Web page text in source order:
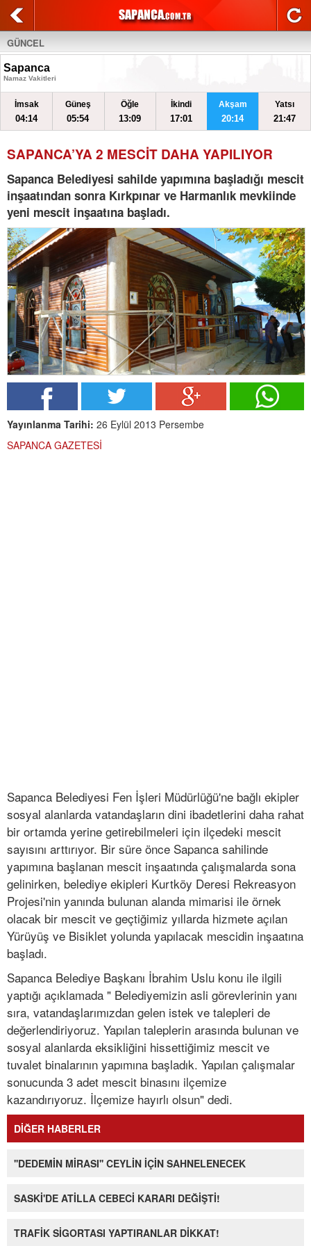
GÜNCEL
Sapanca
Namaz Vakitleri
İmsak
04:14
Güneş
05:54
Öğle
13:09
İkindi
17:01
Akşam
20:14
Yatsı
21:47
SAPANCA’YA 2 MESCİT DAHA YAPILIYOR
Sapanca Belediyesi sahilde yapımına başladığı mescit
inşaatından sonra Kırkpınar ve Harmanlık mevkiinde
yeni mescit inşaatına başladı.
Yayınlanma Tarihi: 26 Eylül 2013 Persembe
SAPANCA GAZETESİ
Sapanca Belediyesi Fen İşleri Müdürlüğü'ne bağlı ekipler
sosyal alanlarda vatandaşların dini ibadetlerini daha rahat
bir ortamda yerine getirebilmeleri için ilçedeki mescit
sayısını arttırıyor. Bir süre önce Sapanca sahilinde
yapımına başlanan mescit inşaatında çalışmalarda sona
gelinirken, belediye ekipleri Kurtköy Deresi Rekreasyon
Projesi'nin yanında bulunan alanda mimarisi ile örnek
olacak bir mescit ve geçtiğimiz yıllarda hizmete açılan
Yürüyüş ve Bisiklet yolunda yapılacak mescidin inşaatına
başladı.
Sapanca Belediye Başkanı İbrahim Uslu konu ile ilgili
yaptığı açıklamada " Belediyemizin asli görevlerinin yanı
sıra, vatandaşlarımızdan gelen istek ve talepleri de
değerlendiriyoruz. Yapılan taleplerin arasında bulunan ve
sosyal alanlarda eksikliğini hissettiğimiz mescit ve
tuvalet binalarının yapımına başladık. Yapılan çalışmalar
sonucunda 3 adet mescit binasını ilçemize
kazandırıyoruz. İlçemize hayırlı olsun" dedi.
DİĞER HABERLER
''DEDEMİN MİRASI'' CEYLİN İÇİN SAHNELENECEK
SASKİ'DE ATİLLA CEBECİ KARARI DEĞİŞTİ!
TRAFİK SİGORTASI YAPTIRANLAR DİKKAT!